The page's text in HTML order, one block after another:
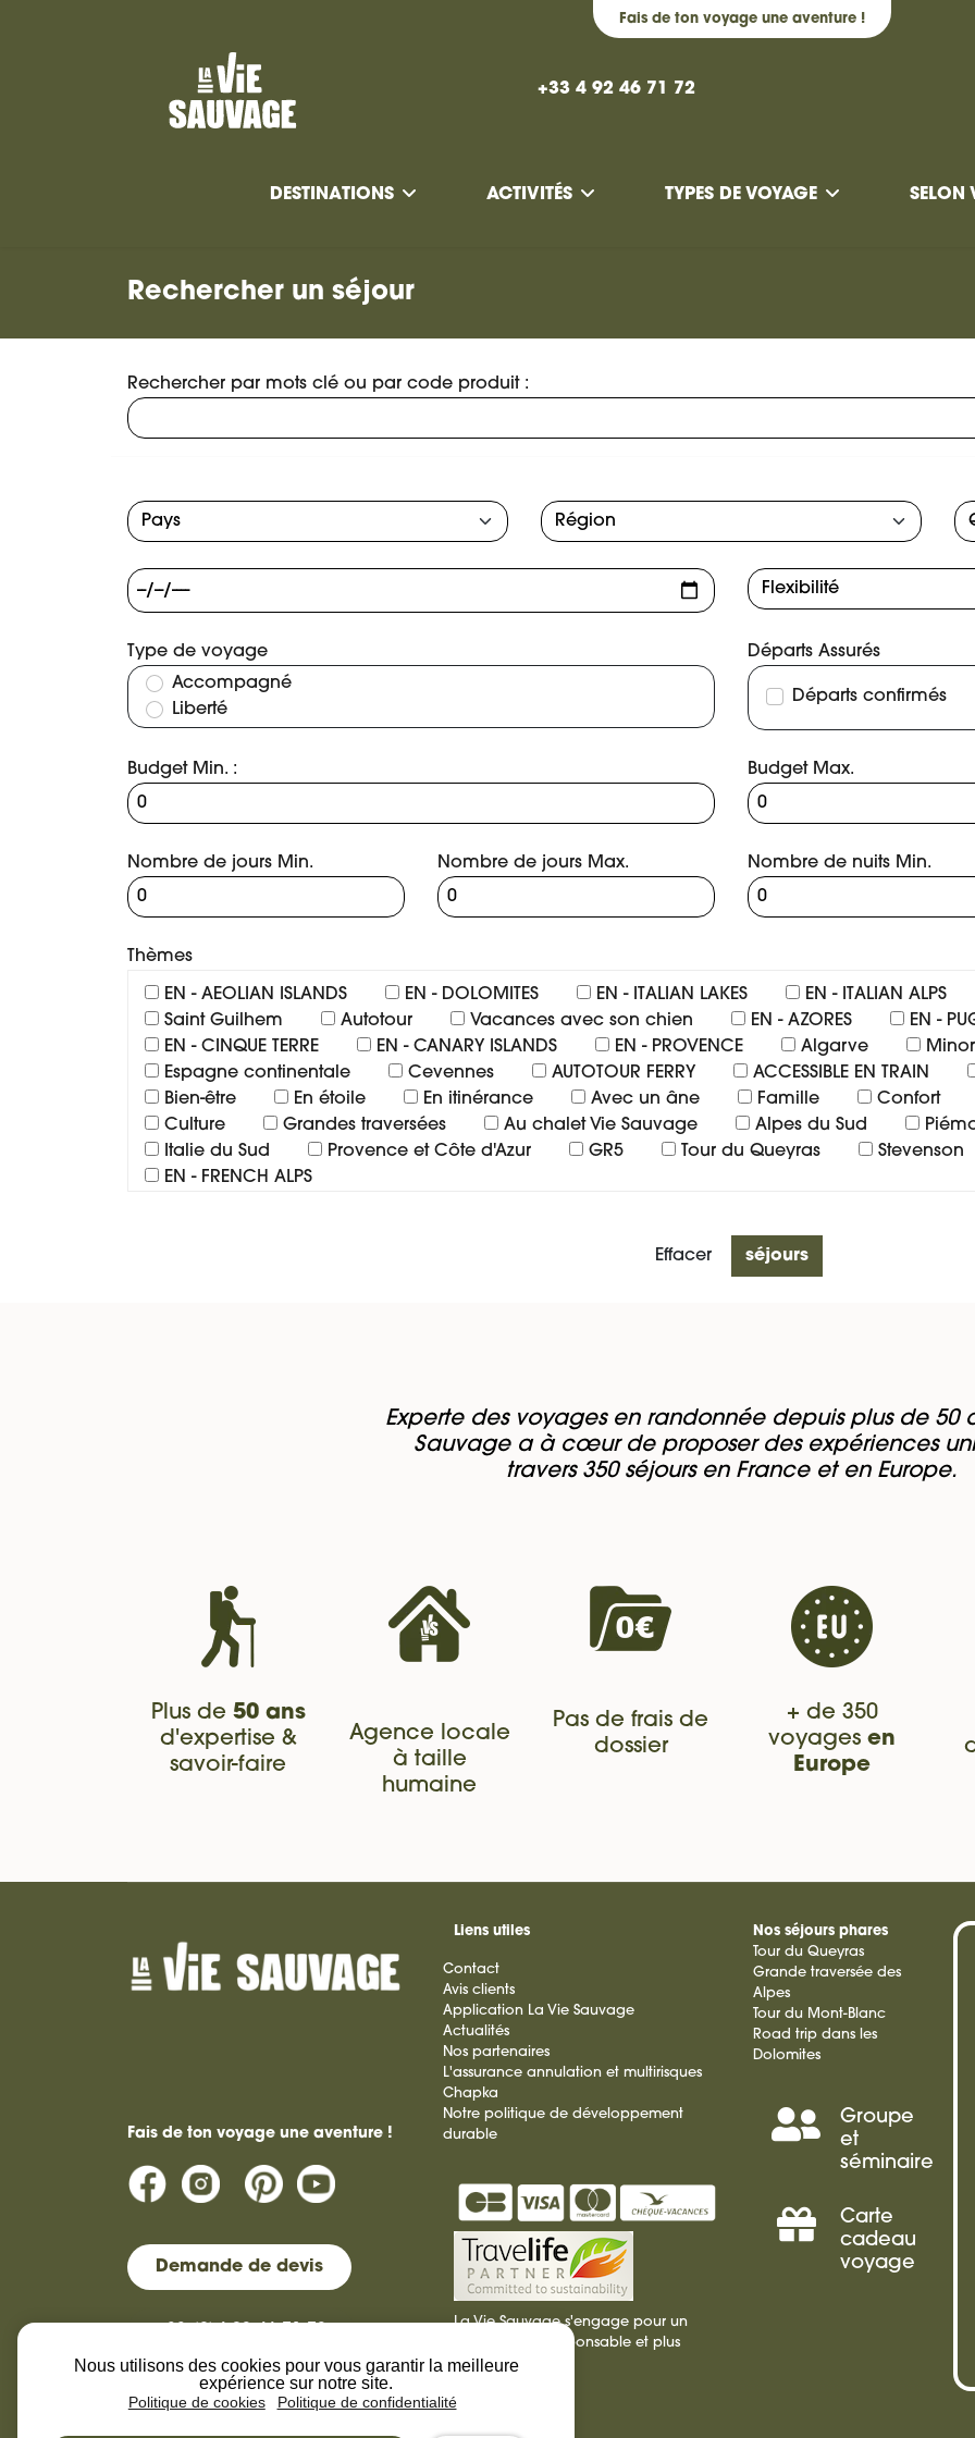
Nous utilisons des cookies pour vous garantir la meilleure
expérience sur notre site.
Politique de cookies Politique de confidentialité
Fais de ton voyage une aventure !
DESTINATIONS ACTIVITÉS TYPES DE VOYAGE SELON
+33 4 92 46 71 72
Rechercher un séjour
Rechercher par mots clé ou par code produit :
Type de voyage
Accompagné
Liberté
Départs Assurés
Départs confirmés
Budget Min. : Budget Max.
Nombre de jours Min. Nombre de jours Max. Nombre de nuits Min.
Thèmes
EN - AEOLIAN ISLANDS EN - DOLOMITES EN - ITALIAN LAKES
EN - ITALIAN ALPS
Saint Guilhem
Autotour Vacances avec son chien EN - AZORES
EN -
EN - CINQUE TERRE
EN - CANARY ISLANDS EN - PROVENCE Algarve
Espagne continentale
Cevennes AUTOTOUR FERRY
ACCESSIBLE EN TRAIN
Bien-être
En étoile En itinérance Avec un âne Famille
Confort
Culture
Grandes traversées Au chalet Vie Sauvage Alpes du Sud
Italie du Sud
Provence et Côte d'Azur GR5 Tour du Queyras
Stevenson
EN - FRENCH ALPS
Experte des voyages en randonnée depuis plus de 50
Sauvage a à cœur de proposer des expériences
travers 350 séjours en France et en Europe.
Plus de 50 ans
d'expertise &
savoir-faire
Agence locale
à taille
humaine
Pas de frais de
dossier
+ de 350
voyages en
Europe
Fais de ton voyage une aventure !
Demande de devis
contact@laviesauvage-rando.com
Liens utiles
Contact
Avis clients
Application La Vie Sauvage
Actualités
Nos partenaires
L'assurance annulation et multirisques
Chapka
Notre politique de développement
durable
La Vie Sauvage s'engage pour un
tourisme plus responsable et plus
durable
Nos séjours phares
Tour du Queyras
Grande traversée des
Alpes
Tour du Mont-Blanc
Road trip dans les
Dolomites
Groupe
et
séminaire
Carte
cadeau
voyage
Offrir
cadeau